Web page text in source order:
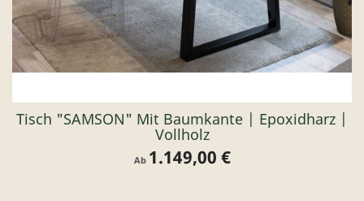
Tisch "SAMSON" Mit Baumkante | Epoxidharz |
Vollholz
Ab Preis
1.149,00 €